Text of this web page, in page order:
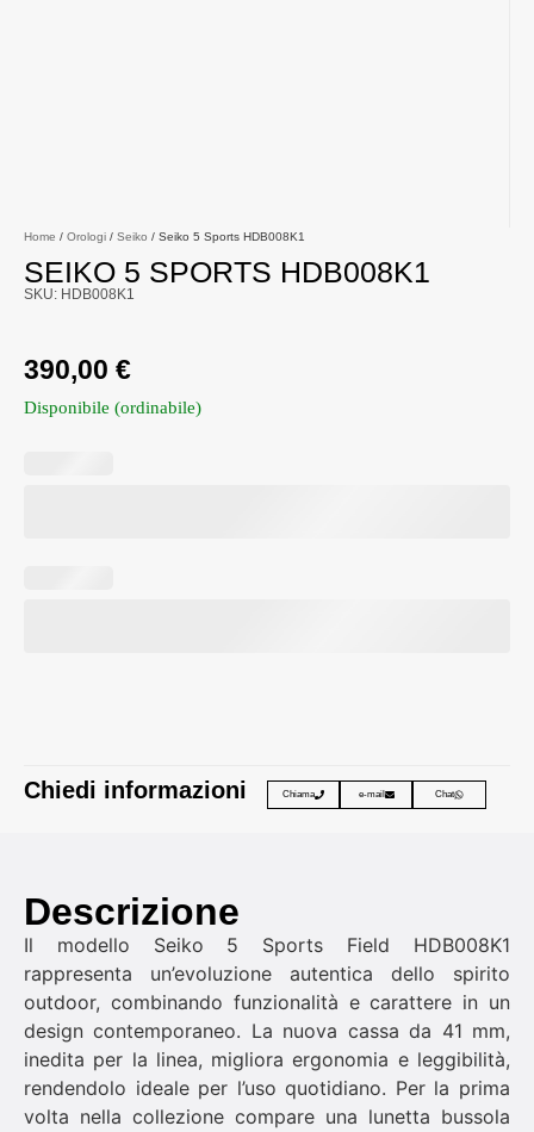
Home / Orologi / Seiko / Seiko 5 Sports HDB008K1
SEIKO 5 SPORTS HDB008K1
SKU: HDB008K1
390,00 €
Disponibile (ordinabile)
Chiedi informazioni Chiama e-mail Chat
Descrizione
Il modello Seiko 5 Sports Field HDB008K1
rappresenta un’evoluzione autentica dello spirito
outdoor, combinando funzionalità e carattere in un
design contemporaneo. La nuova cassa da 41 mm,
inedita per la linea, migliora ergonomia e leggibilità,
rendendolo ideale per l’uso quotidiano. Per la prima
volta nella collezione compare una lunetta bussola